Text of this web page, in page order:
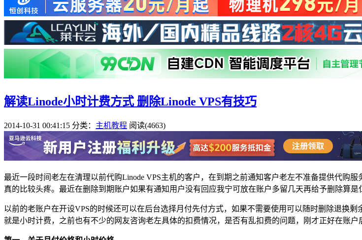
解读Linode小时计费方式 删除Linode VPS有技巧
2014-10-31 00:41:15 分类： 主机教程 阅读(4663)
最近一段时间老左在清理以前代购Linode VPS主机的客户，在到期之前通知客户老左不准备提供代购
真的比较头疼。最近在删除到期账户如果有通知用户没有回应我宁可放在账户多留几天再给予删除算是
以前的老账户在开设VPS的时候还可以在后台选择月付先付方式，如果不需要使用可以随时删除退换
就是小时计费，之前也有不少的网友咨询老左具体的扣费情况，是否有乱扣费的问题，刚才正好在账